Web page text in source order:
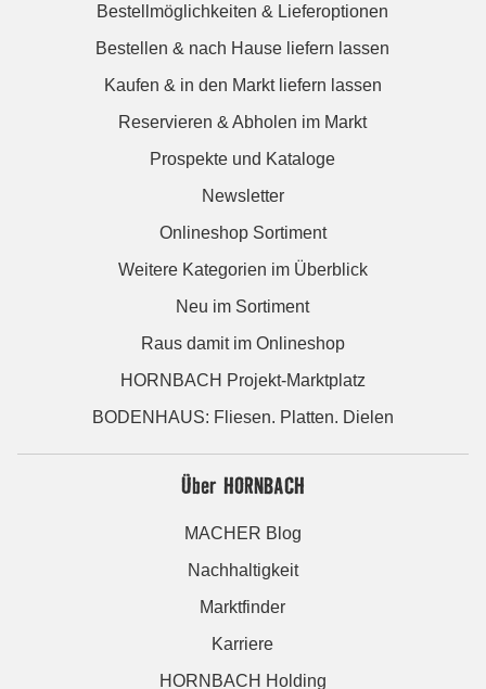
Bestellmöglichkeiten & Lieferoptionen
Bestellen & nach Hause liefern lassen
Kaufen & in den Markt liefern lassen
Reservieren & Abholen im Markt
Prospekte und Kataloge
Newsletter
Onlineshop Sortiment
Weitere Kategorien im Überblick
Neu im Sortiment
Raus damit im Onlineshop
HORNBACH Projekt-Marktplatz
BODENHAUS: Fliesen. Platten. Dielen
Über HORNBACH
MACHER Blog
Nachhaltigkeit
Marktfinder
Karriere
HORNBACH Holding